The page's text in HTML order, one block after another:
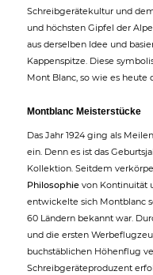
Schreibgerätekultur und
und höchsten Gipfel der
aus derselben Idee und
Kappenspitze. Diese
Mont Blanc, so wie es heute
Montblanc Meisterstücke
Das Jahr 1924 ging als
ein. Denn es ist das
Kollektion. Seitdem
Philosophie von Kontinuität
entwickelte sich Montblanc
60 Ländern bekannt war.
und die ersten
buchstäblichen Höhenflug
Schreibgeräteproduzent